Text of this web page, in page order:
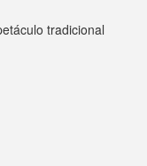
tradicional